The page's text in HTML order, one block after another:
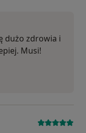
dużo zdrowia i
Musi!